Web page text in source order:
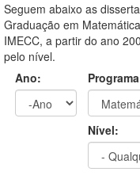
Seguem abaixo as
Graduação em
IMECC, a partir do ano
pelo nível.
Ano:
Nível: